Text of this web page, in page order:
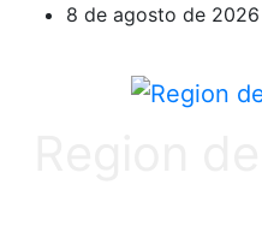
8 de agosto de 2026